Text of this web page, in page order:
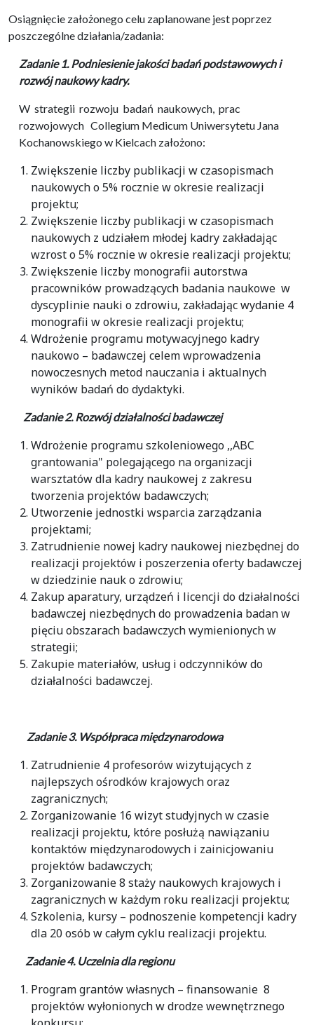
Osiągnięcie założonego celu zaplanowane jest poprzez
poszczególne działania/zadania:
Zadanie 1. Podniesienie jakości badań podstawowych i
rozwój naukowy kadry.
W strategii rozwoju badań naukowych, prac
rozwojowych Collegium Medicum Uniwersytetu Jana
Kochanowskiego w Kielcach założono:
Zwiększenie liczby publikacji w czasopismach
naukowych o 5% rocznie w okresie realizacji
projektu;
Zwiększenie liczby publikacji w czasopismach
naukowych z udziałem młodej kadry zakładając
wzrost o 5% rocznie w okresie realizacji projektu;
Zwiększenie liczby monografii autorstwa
pracowników prowadzących badania naukowe w
dyscyplinie nauki o zdrowiu, zakładając wydanie 4
monografii w okresie realizacji projektu;
Wdrożenie programu motywacyjnego kadry
naukowo – badawczej celem wprowadzenia
nowoczesnych metod nauczania i aktualnych
wyników badań do dydaktyki.
Zadanie 2. Rozwój działalności badawczej
Wdrożenie programu szkoleniowego ,,ABC
grantowania" polegającego na organizacji
warsztatów dla kadry naukowej z zakresu
tworzenia projektów badawczych;
Utworzenie jednostki wsparcia zarządzania
projektami;
Zatrudnienie nowej kadry naukowej niezbędnej do
realizacji projektów i poszerzenia oferty badawczej
w dziedzinie nauk o zdrowiu;
Zakup aparatury, urządzeń i licencji do działalności
badawczej niezbędnych do prowadzenia badan w
pięciu obszarach badawczych wymienionych w
strategii;
Zakupie materiałów, usług i odczynników do
działalności badawczej.
Zadanie 3. Współpraca międzynarodowa
Zatrudnienie 4 profesorów wizytujących z
najlepszych ośrodków krajowych oraz
zagranicznych;
Zorganizowanie 16 wizyt studyjnych w czasie
realizacji projektu, które posłużą nawiązaniu
kontaktów międzynarodowych i zainicjowaniu
projektów badawczych;
Zorganizowanie 8 staży naukowych krajowych i
zagranicznych w każdym roku realizacji projektu;
Szkolenia, kursy – podnoszenie kompetencji kadry
dla 20 osób w całym cyklu realizacji projektu.
Zadanie 4. Uczelnia dla regionu
Program grantów własnych – finansowanie 8
projektów wyłonionych w drodze wewnętrznego